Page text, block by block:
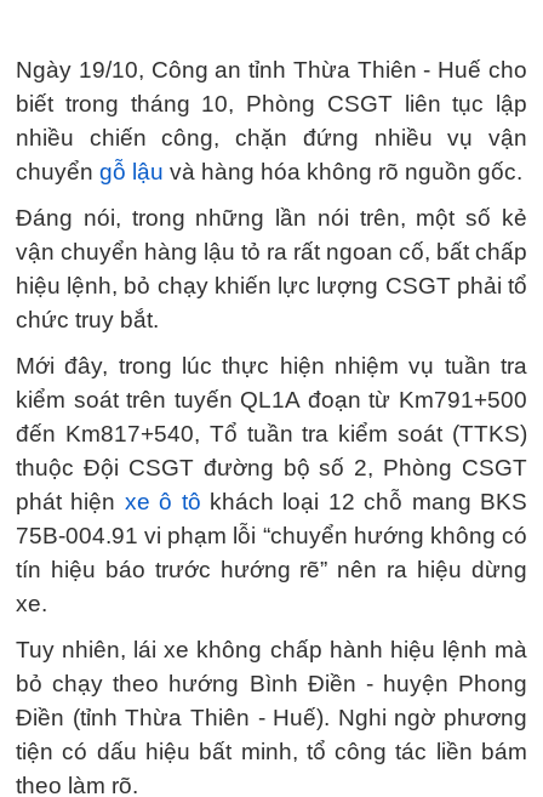
Ngày 19/10, Công an tỉnh Thừa Thiên - Huế cho
biết trong tháng 10, Phòng CSGT liên tục lập
nhiều chiến công, chặn đứng nhiều vụ vận
chuyển gỗ lậu và hàng hóa không rõ nguồn gốc.
Đáng nói, trong những lần nói trên, một số kẻ
vận chuyển hàng lậu tỏ ra rất ngoan cố, bất chấp
hiệu lệnh, bỏ chạy khiến lực lượng CSGT phải tổ
chức truy bắt.
Mới đây, trong lúc thực hiện nhiệm vụ tuần tra
kiểm soát trên tuyến QL1A đoạn từ Km791+500
đến Km817+540, Tổ tuần tra kiểm soát (TTKS)
thuộc Đội CSGT đường bộ số 2, Phòng CSGT
phát hiện xe ô tô khách loại 12 chỗ mang BKS
75B-004.91 vi phạm lỗi “chuyển hướng không có
tín hiệu báo trước hướng rẽ” nên ra hiệu dừng
xe.
Tuy nhiên, lái xe không chấp hành hiệu lệnh mà
bỏ chạy theo hướng Bình Điền - huyện Phong
Điền (tỉnh Thừa Thiên - Huế). Nghi ngờ phương
tiện có dấu hiệu bất minh, tổ công tác liền bám
theo làm rõ.